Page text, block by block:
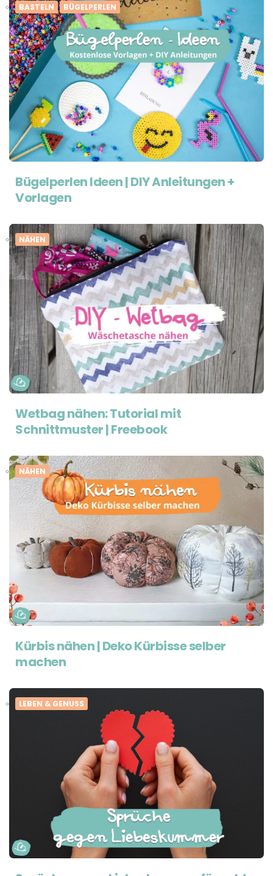
BASTELN BÜGELPERLEN
Bügelperlen Ideen | DIY Anleitungen +
Vorlagen
NÄHEN
Wetbag nähen: Tutorial mit
Schnittmuster | Freebook
NÄHEN
Kürbis nähen | Deko Kürbisse selber
machen
LEBEN & GENUSS